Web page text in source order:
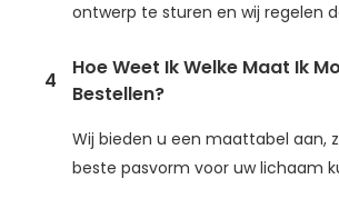
ontwerp te sturen en wij regelen
4
Hoe Weet Ik Welke Maat Ik
Bestellen?
Wij bieden u een maattabel aan,
beste pasvorm voor uw lichaam